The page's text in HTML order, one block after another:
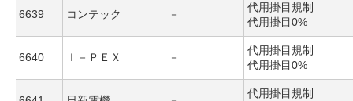
6639 コンテック －
代用掛目規制
代用掛目0%
6640 Ｉ－ＰＥＸ －
代用掛目規制
代用掛目0%
代用掛目規制